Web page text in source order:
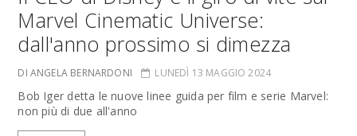
Marvel Cinematic Universe:
dall'anno prossimo si dimezza
DI ANGELA BERNARDONI LUNEDÌ 13 MAGGIO 2024
Bob Iger detta le nuove linee guida per film e serie Marvel:
non più di due all'anno